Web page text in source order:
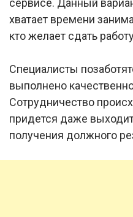
хватает времени
кто желает сдать
Специалисты
выполнено
Сотрудничество
придется даже
получения должного